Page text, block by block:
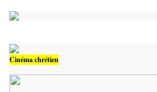
Cinéma chrétien